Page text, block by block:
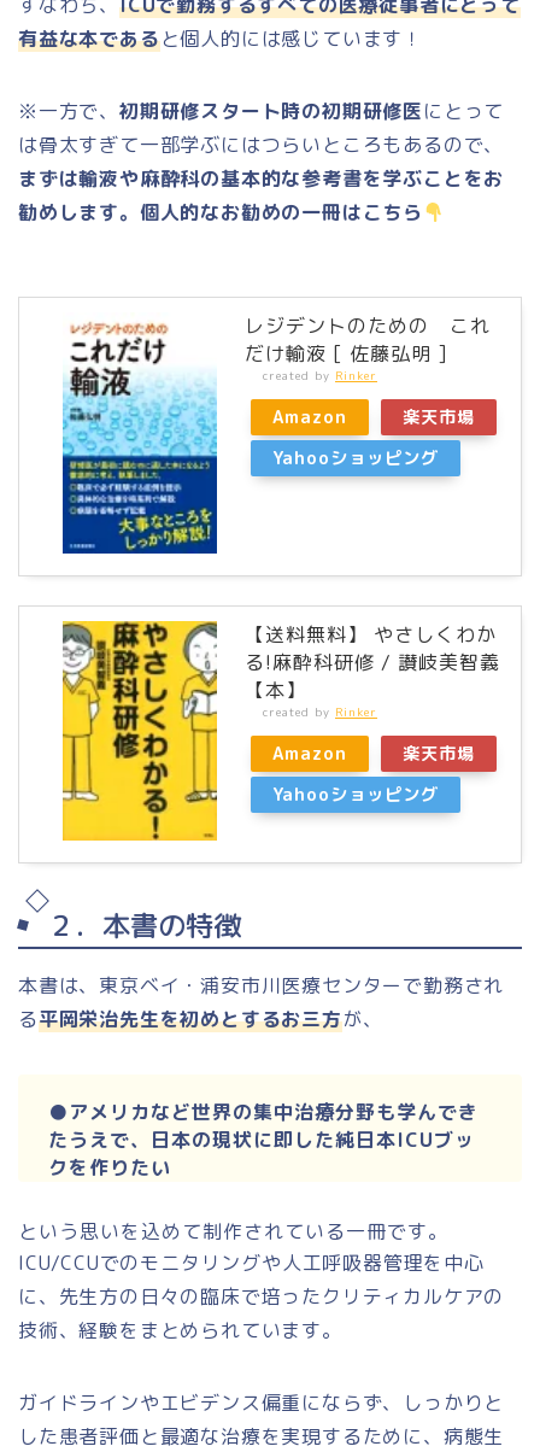
有益な本であると個人的には感じています！
※一方で、 初期研修スタート時の初期研修医にとって
は骨太すぎて一部学ぶにはつらいところもあるので、
まずは輸液や麻酔科の基本的な参考書を学ぶことをお
勧めします。個人的なお勧めの一冊はこちら
レジデントのための これ
だけ輸液 [ 佐藤弘明 ]
created by Rinker
Amazon
楽天市場
Yahooショッピング
【送料無料】 やさしくわか
る!麻酔科研修 / 讃岐美智義
【本】
created by Rinker
Amazon
楽天市場
Yahooショッピング
２．本書の特徴
本書は、東京ベイ・浦安市川医療センターで勤務され
る平岡栄治先生を初めとするお三方が、
●アメリカなど世界の集中治療分野も学んでき
たうえで、日本の現状に即した純日本ICUブッ
クを作りたい
という思いを込めて制作されている一冊です。
ICU/CCUでのモニタリングや人工呼吸器管理を中心
に、先生方の日々の臨床で培ったクリティカルケアの
技術、経験をまとめられています。
ガイドラインやエビデンス偏重にならず、しっかりと
した患者評価と最適な治療を実現するために、病態生